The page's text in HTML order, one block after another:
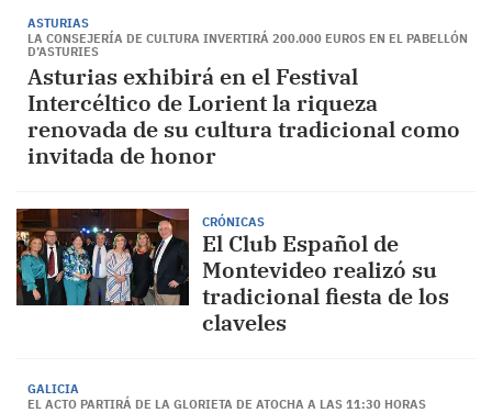
ASTURIAS
LA CONSEJERÍA DE CULTURA INVERTIRÁ 200.000 EUROS EN EL PABELLÓN
D’ASTURIES
Asturias exhibirá en el Festival
Intercéltico de Lorient la riqueza
renovada de su cultura tradicional como
invitada de honor
CRÓNICAS
El Club Español de
Montevideo realizó su
tradicional fiesta de los
claveles
GALICIA
EL ACTO PARTIRÁ DE LA GLORIETA DE ATOCHA A LAS 11:30 HORAS